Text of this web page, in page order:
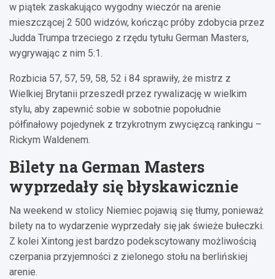
w piątek zaskakująco wygodny wieczór na arenie
mieszczącej 2 500 widzów, kończąc próby zdobycia przez
Judda Trumpa trzeciego z rzędu tytułu German Masters,
wygrywając z nim 5:1.
Rozbicia 57, 57, 59, 58, 52 i 84 sprawiły, że mistrz z
Wielkiej Brytanii przeszedł przez rywalizację w wielkim
stylu, aby zapewnić sobie w sobotnie popołudnie
półfinałowy pojedynek z trzykrotnym zwycięzcą rankingu –
Rickym Waldenem.
Bilety na German Masters
wyprzedały się błyskawicznie
Na weekend w stolicy Niemiec pojawią się tłumy, ponieważ
bilety na to wydarzenie wyprzedały się jak świeże bułeczki.
Z kolei Xintong jest bardzo podekscytowany możliwością
czerpania przyjemności z zielonego stołu na berlińskiej
arenie.